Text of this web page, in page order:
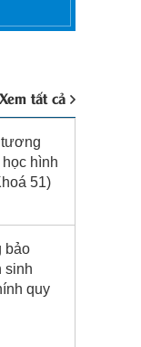
Xem tất cả
tương
hình
51)
bảo
sinh
quy